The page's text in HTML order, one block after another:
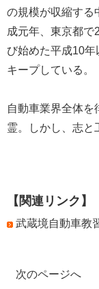
の規模が収縮する
成元年、東京都
び始めた平成10
キープしている。
自動車業界全体を
霊。しかし、志と
【関連リンク】
武蔵境自動車教
次のページへ